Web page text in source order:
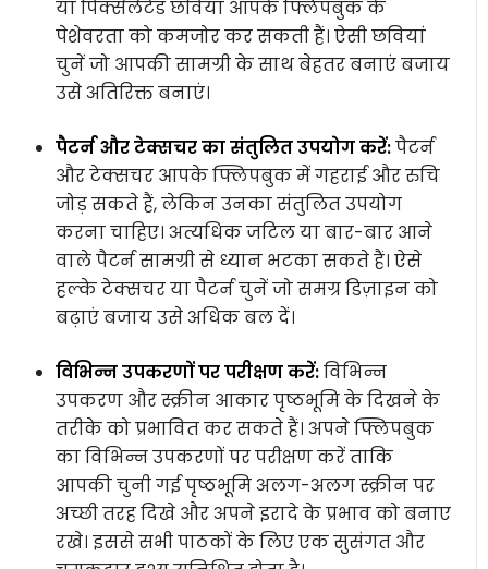
या पिक्सेलेटेड छवियां आपके फ्लिपबुक के
पेशेवरता को कमजोर कर सकती हैं। ऐसी छवियां
चुनें जो आपकी सामग्री के साथ बेहतर बनाएं बजाय
उसे अतिरिक्त बनाएं।
पैटर्न और टेक्सचर का संतुलित उपयोग करें:पैटर्न
और टेक्सचर आपके फ्लिपबुक में गहराई और रुचि
जोड़ सकते हैं, लेकिन उनका संतुलित उपयोग
करना चाहिए। अत्यधिक जटिल या बार-बार आने
वाले पैटर्न सामग्री से ध्यान भटका सकते हैं। ऐसे
हल्के टेक्सचर या पैटर्न चुनें जो समग्र डिज़ाइन को
बढ़ाएं बजाय उसे अधिक बल दें।
विभिन्न उपकरणों पर परीक्षण करें:विभिन्न
उपकरण और स्क्रीन आकार पृष्ठभूमि के दिखने के
तरीके को प्रभावित कर सकते हैं। अपने फ्लिपबुक
का विभिन्न उपकरणों पर परीक्षण करें ताकि
आपकी चुनी गई पृष्ठभूमि अलग-अलग स्क्रीन पर
अच्छी तरह दिखे और अपने इरादे के प्रभाव को बनाए
रखे। इससे सभी पाठकों के लिए एक सुसंगत और